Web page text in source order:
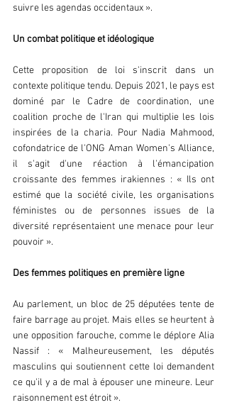
suivre les agendas occidentaux ».
Un combat politique et idéologique
Cette proposition de loi s'inscrit dans un
contexte politique tendu. Depuis 2021, le pays est
dominé par le Cadre de coordination, une
coalition proche de l'Iran qui multiplie les lois
inspirées de la charia. Pour Nadia Mahmood,
cofondatrice de l'ONG Aman Women's Alliance,
il s'agit d'une réaction à l'émancipation
croissante des femmes irakiennes : « Ils ont
estimé que la société civile, les organisations
féministes ou de personnes issues de la
diversité représentaient une menace pour leur
pouvoir ».
Des femmes politiques en première ligne
Au parlement, un bloc de 25 députées tente de
faire barrage au projet. Mais elles se heurtent à
une opposition farouche, comme le déplore Alia
Nassif : « Malheureusement, les députés
masculins qui soutiennent cette loi demandent
ce qu'il y a de mal à épouser une mineure. Leur
raisonnement est étroit ».